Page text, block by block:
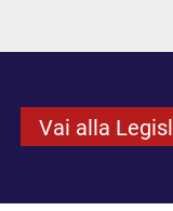
Vai alla